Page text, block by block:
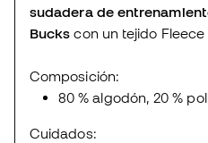
sudadera de
Bucks con un tejido
Composición:
80 % algodón, 20 %
Cuidados: